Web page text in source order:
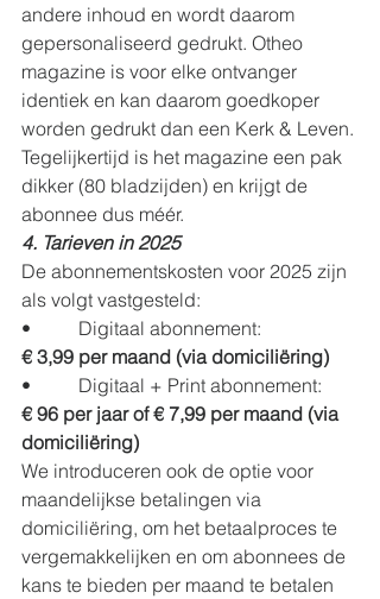
andere inhoud en wordt daarom
gepersonaliseerd gedrukt. Otheo
magazine is voor elke ontvanger
identiek en kan daarom goedkoper
worden gedrukt dan een Kerk & Leven.
Tegelijkertijd is het magazine een pak
dikker (80 bladzijden) en krijgt de
abonnee dus méér.
4. Tarieven in 2025
De abonnementskosten voor 2025 zijn
als volgt vastgesteld:
•          Digitaal abonnement:
€ 3,99 per maand (via domiciliëring)
•          Digitaal + Print abonnement:
€ 96 per jaar of € 7,99 per maand (via
domiciliëring)
We introduceren ook de optie voor
maandelijkse betalingen via
domiciliëring, om het betaalproces te
vergemakkelijken en om abonnees de
kans te bieden per maand te betalen